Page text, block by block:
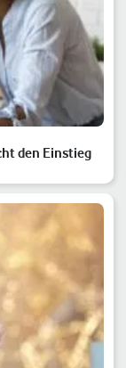
den Einstieg